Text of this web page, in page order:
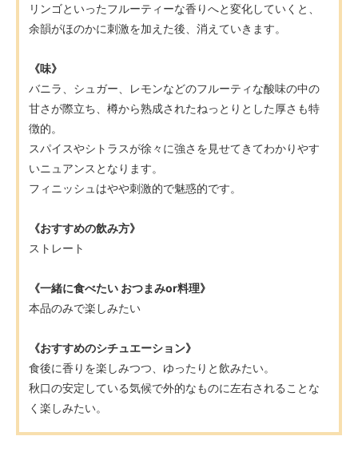
リンゴといったフルーティーな香りへと変化していくと、
余韻がほのかに刺激を加えた後、消えていきます。
《味》
バニラ、シュガー、レモンなどのフルーティな酸味の中の
甘さが際立ち、樽から熟成されたねっとりとした厚さも特
徴的。
スパイスやシトラスが徐々に強さを見せてきてわかりやす
いニュアンスとなります。
フィニッシュはやや刺激的で魅惑的です。
《おすすめの飲み方》
ストレート
《一緒に食べたい おつまみor料理》
本品のみで楽しみたい
《おすすめのシチュエーション》
食後に香りを楽しみつつ、ゆったりと飲みたい。
秋口の安定している気候で外的なものに左右されることな
く楽しみたい。